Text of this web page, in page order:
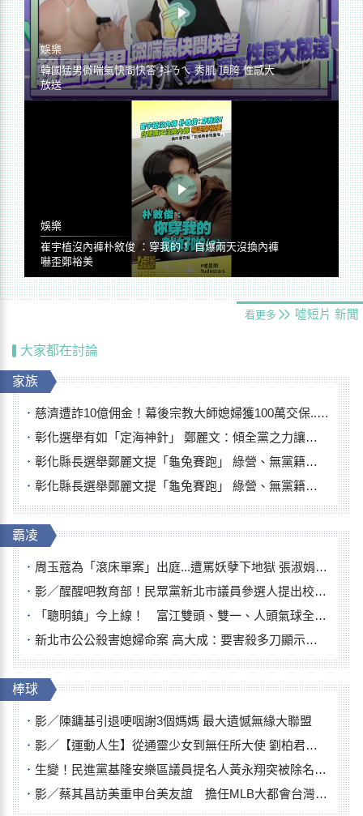
娛樂
韓國猛男微喘氣快問快答 抖ㄋㄟ 秀肌 頂胯 性感大
放送
娛樂
崔宇植沒內褲朴敘俊 ：穿我的！ 自爆兩天沒換內褲
嚇歪鄭裕美
看更多 噓短片 新聞
大家都在討論
家族
慈濟遭詐10億佣金！幕後宗教大師媳婦獲100萬交保...快步奔離不發一語
彰化選舉有如「定海神針」 鄭麗文：傾全黨之力讓彰化贏
彰化縣長選舉鄭麗文提「龜兔賽跑」 綠營、無黨籍忙否認是烏龜
彰化縣長選舉鄭麗文提「龜兔賽跑」 綠營、無黨籍忙否認是烏龜
霸凌
周玉蔻為「滾床單案」出庭...遭罵妖孽下地獄 張淑娟批：舌頭殺人有罪
影／醒醒吧教育部！民眾黨新北市議員參選人提出校園反毒防線升級政見
「聰明鎮」今上線！ 富江雙頭、雙一、人頭氣球全登場
新北市公公殺害媳婦命案 高大成：要害殺多刀顯示怨恨深
棒球
影／陳鏞基引退哽咽謝3個媽媽 最大遺憾無緣大聯盟
影／【運動人生】從通靈少女到無任所大使 劉柏君女裁判人生國際發光
生變！民進黨基隆安樂區議員提名人黃永翔突被除名 將另提他人
影／蔡其昌訪美重申台美友誼 擔任MLB大都會台灣日開球嘉賓